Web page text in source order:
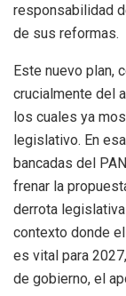
responsabilidad
de sus reformas.
Este nuevo plan,
crucialmente del
los cuales ya
legislativo. En
bancadas del
frenar la
derrota
contexto donde
es vital para
de gobierno, el